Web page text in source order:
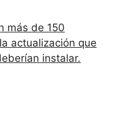
más de 150
actualización que
instalar.